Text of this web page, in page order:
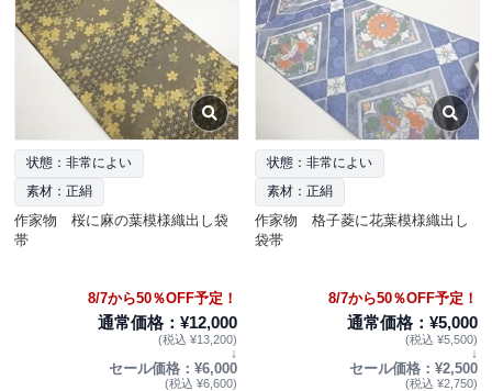
状態：非常によい
素材：正絹
作家物 桜に麻の葉模様織出し袋
帯
8/7から50％OFF予定！
通常価格：¥12,000
(税込 ¥13,200)
↓
セール価格：¥6,000
(税込 ¥6,600)
状態：非常によい
素材：正絹
作家物 格子菱に花葉模様織出し
袋帯
8/7から50％OFF予定！
通常価格：¥5,000
(税込 ¥5,500)
↓
セール価格：¥2,500
(税込 ¥2,750)